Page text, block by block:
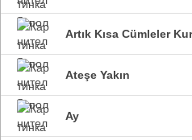
Blind Guardian
Все песни
Artık Kısa Cümleler
Ateşe Yakın
Ay